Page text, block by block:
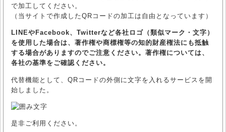
で加工してください。
（当サイトで作成したQRコードの加工は自由となっています）
LINEやFacebook、Twitterなど各社ロゴ（類似マーク・文字）
を使用した場合は、著作権や商標権等の知的財産権法にも抵触
する場合がありますのでご注意ください。著作権については、
各社の基準をご確認ください。
代替機能として、QRコードの外側に文字を入れるサービスを開
始しました。
是非ご利用ください。